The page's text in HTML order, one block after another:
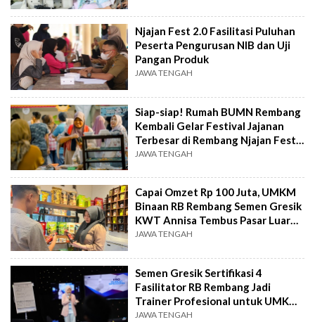
Njajan Fest 2.0 Fasilitasi Puluhan
Peserta Pengurusan NIB dan Uji
Pangan Produk
JAWA TENGAH
Siap-siap! Rumah BUMN Rembang
Kembali Gelar Festival Jajanan
Terbesar di Rembang Njajan Fest
2.0
JAWA TENGAH
Capai Omzet Rp 100 Juta, UMKM
Binaan RB Rembang Semen Gresik
KWT Annisa Tembus Pasar Luar
Jawa
JAWA TENGAH
Semen Gresik Sertifikasi 4
Fasilitator RB Rembang Jadi
Trainer Profesional untuk UMKM
Naik Kelas
JAWA TENGAH